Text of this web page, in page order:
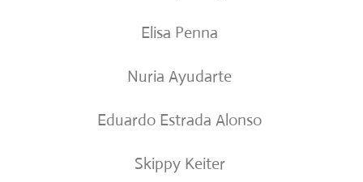
Elisa Penna
Nuria Ayudarte
Eduardo Estrada Alonso
Skippy Keiter